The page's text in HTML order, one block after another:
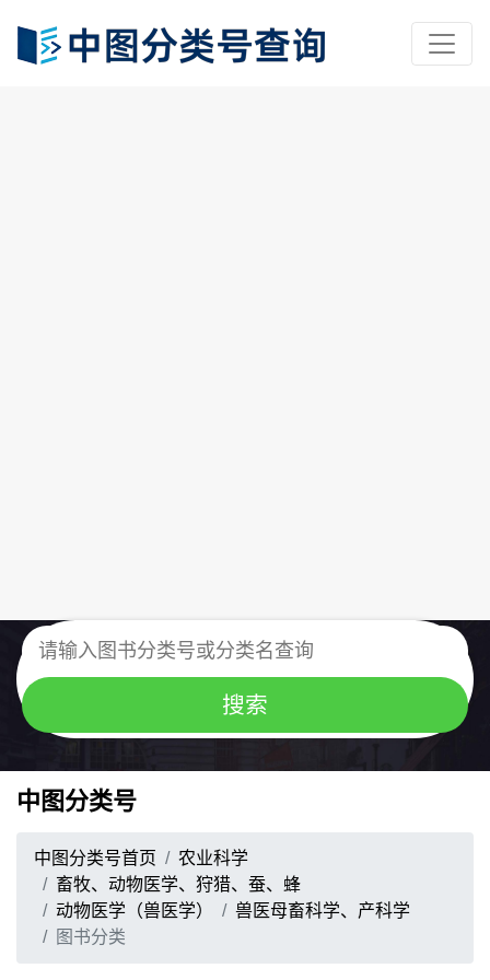
中图分类号
中图分类号首页
农业科学
畜牧、动物医学、狩猎、蚕、蜂
动物医学（兽医学）
兽医母畜科学、产科学
图书分类